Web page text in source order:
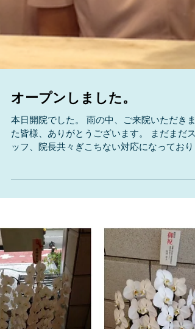
オープンしました。
本日開院でした。 雨の中、ご来院いただきま
ッフ、院長共々ぎこちない対応になっており
すが、 ますますの習熟を経て、皆様にご支援
ただける診療所を目指してゆきます。 今後と
も、よろしくお願い申し上げます。